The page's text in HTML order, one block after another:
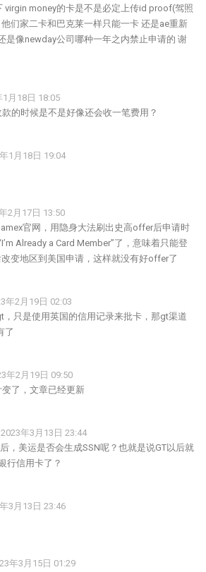
virgin money的卡是不是必定上传id proof(驾照
们家二卡和巴克莱一样只能一卡 还是ae重新
是像newday公司哪种一年之内禁止申请的 谢
1月18日 18:05
的时候是不是好像还会收一笔费用？
1月18日 19:04
2月17日 13:50
官网，用隐身大法刷出史高offer后申请时
Already a Card Member”了，意味着只能登
变地区到美国申请，这样就没有好offer了
年2月19日 02:03
，只是使用英国的信用记录来批卡，那gt渠道
了
年2月19日 09:50
变了，文章已经更新
2023年3月13日 23:44
，美运是否会生成SSN呢？也就是说GT以后就
行信用卡了？
3月13日 23:46
年3月15日 01:29